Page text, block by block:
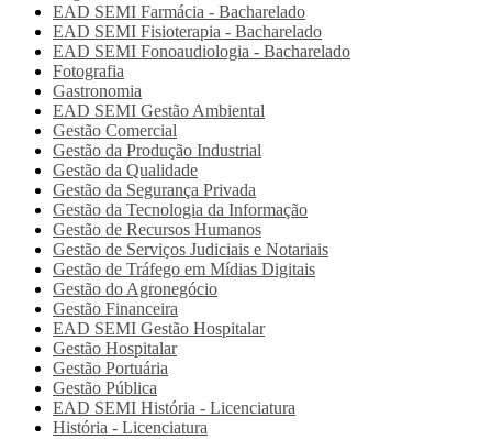
EAD SEMI Farmácia - Bacharelado
EAD SEMI Fisioterapia - Bacharelado
EAD SEMI Fonoaudiologia - Bacharelado
Fotografia
Gastronomia
EAD SEMI Gestão Ambiental
Gestão Comercial
Gestão da Produção Industrial
Gestão da Qualidade
Gestão da Segurança Privada
Gestão da Tecnologia da Informação
Gestão de Recursos Humanos
Gestão de Serviços Judiciais e Notariais
Gestão de Tráfego em Mídias Digitais
Gestão do Agronegócio
Gestão Financeira
EAD SEMI Gestão Hospitalar
Gestão Hospitalar
Gestão Portuária
Gestão Pública
EAD SEMI História - Licenciatura
História - Licenciatura